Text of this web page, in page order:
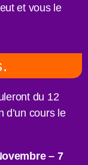
et vous le
du 12
d’un cours le
– 7